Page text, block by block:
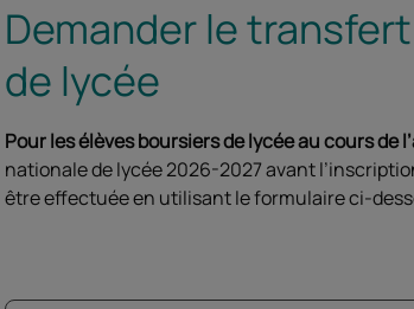
Demander le
de lycée
Pour les élèves boursiers de lycée au cours de
nationale de lycée 2026-2027 avant
être effectuée en utilisant le formulaire ci-